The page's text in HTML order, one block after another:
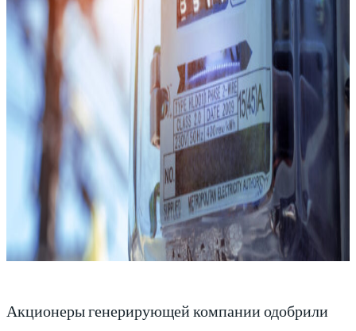
Акционеры генерирующей компании одобрили